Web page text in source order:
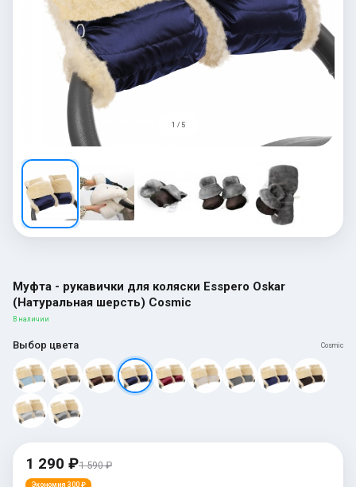
1 / 5
Муфта - рукавички для коляски Esspero Oskar
(Натуральная шерсть) Cosmic
В наличии
Выбор цвета Cosmic
1 290 ₽1 590 ₽
Экономия 300 ₽